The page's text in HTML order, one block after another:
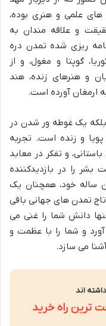
علمی و هنری بوده،
و علاقه مندان به
ریزی شده تمدن دره
گوپتا و مغول، و از
و هنرهای زنده، هند
ارمغان آورده است.
یک غوطه ور شدن در
و زنده است. تجربه
و تفکر در معابد
بشر را در بازدیدکننده
ساله خود، همچنان یک
تمدن های جهانی باقی
دانش شما را غنی می
آورد و شما را با عظمت و
می سازد.
اند
ترین راه خرید